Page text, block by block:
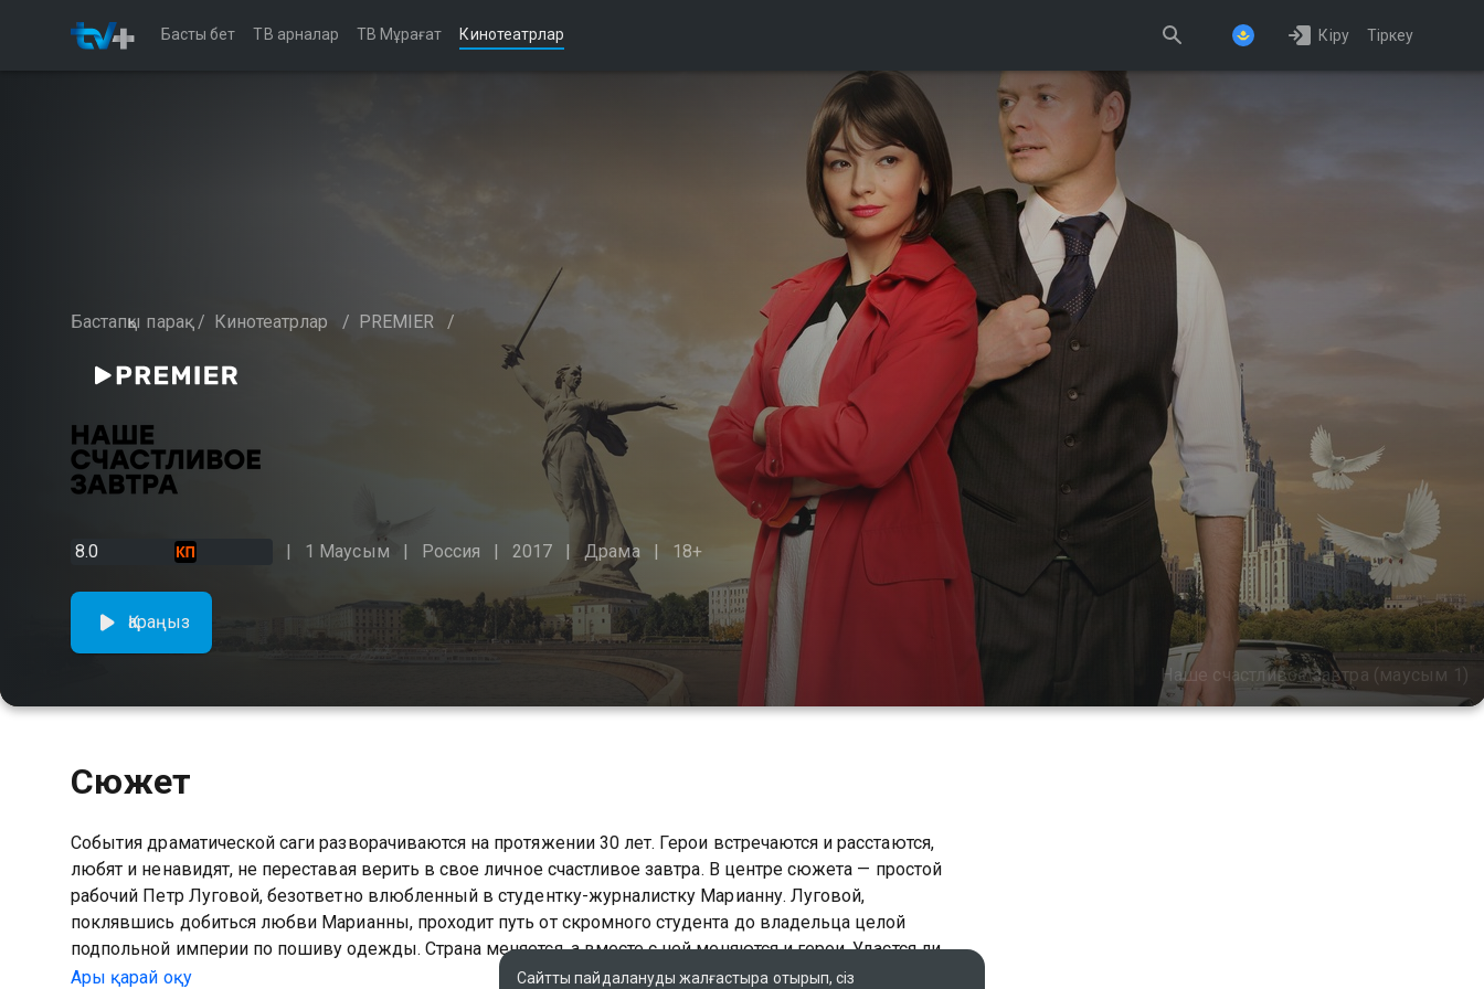
Басты бет ТВ арналар ТВ Мұрағат Кинотеатрлар Кіру Тіркеу
Бастапқы парақ / Кинотеатрлар / PREMIER /
8.0 1 Маусым Россия 2017 Драма 18+
Наше счастливое завтра (маусым 1)
Қараңыз
Сюжет
События драматической саги разворачиваются на протяжении 30 лет. Герои встречаются и расстаются,
любят и ненавидят, не переставая верить в свое личное счастливое завтра. В центре сюжета — простой
рабочий Петр Луговой, безответно влюбленный в студентку-журналистку Марианну. Луговой,
поклявшись добиться любви Марианны, проходит путь от скромного студента до владельца целой
подпольной империи по пошиву одежды. Страна меняется, а вместе с ней меняются и герои. Удастся ли
Луговому обрести любовь, сохранить империю и свою жизнь в водовороте перемен?
Ары қарай оқу Сайтты пайдалануды жалғастыра отырып, сіз